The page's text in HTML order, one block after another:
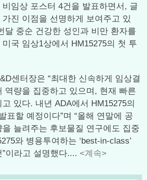
임상 포스터 4건을 발표하면서, 글
진 이점을 선명하게 보여주고 있
달 중순 건강한 성인과 비만 환자를
국 임상1상에서 HM15275의 첫 투
센터장은 “최대한 신속하게 임상결
역량을 집중하고 있으며, 현재 빠른
있다. 내년 ADA에서 HM15275의
표할 예정이다”며 “올해 연말에 공
늘려주는 후보물질 연구에도 집중
와 병용투여하는 ‘best-in-class’
이라고 설명했다.... <계속>